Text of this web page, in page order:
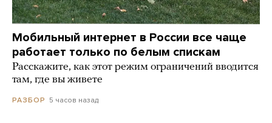
Мобильный интернет в России все чаще
работает только по белым спискам
Расскажите, как этот режим ограничений вводится
там, где вы живете
РАЗБОР 5 часов назад